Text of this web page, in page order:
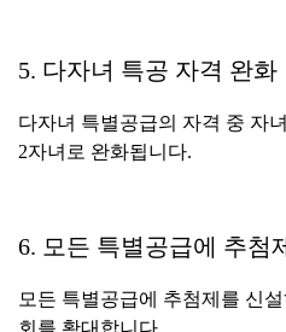
5. 다자녀 특공 자격 완화
다자녀 특별공급의 자격 중 자
2자녀로 완화됩니다.
6. 모든 특별공급에 추첨
모든 특별공급에 추첨제를 신
회를 확대합니다.